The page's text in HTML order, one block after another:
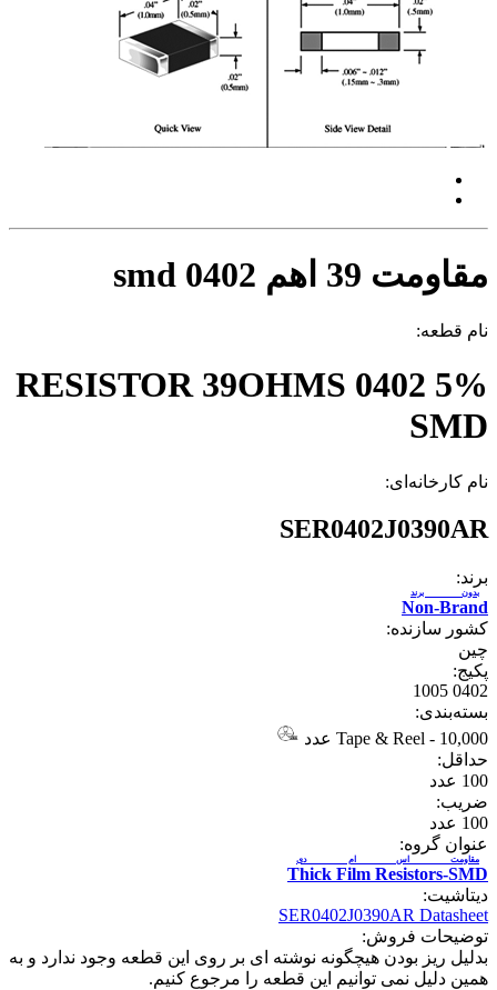
مقاومت 39 اهم 0402 smd
نام قطعه:
RESISTOR 39OHMS 0402 5%
SMD
نام کارخانه‌ای:
SER0402J0390AR
برند:
Non-Brand
بدون برند
کشور سازنده:
چین
پکیج:
0402 1005
بسته‌بندی:
Tape & Reel - 10,000 عدد
حداقل:
100 عدد
ضریب:
100 عدد
عنوان گروه:
Thick Film Resistors-SMD
مقاومت اس ام دی
دیتاشیت:
SER0402J0390AR Datasheet
توضیحات فروش:
بدلیل ریز بودن هیچگونه نوشته ای بر روی این قطعه وجود ندارد و به
همین دلیل نمی توانیم این قطعه را مرجوع کنیم.